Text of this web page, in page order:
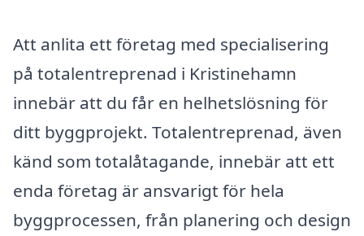
Att anlita ett företag med specialisering
på totalentreprenad i Kristinehamn
innebär att du får en helhetslösning för
ditt byggprojekt. Totalentreprenad, även
känd som totalåtagande, innebär att ett
enda företag är ansvarigt för hela
byggprocessen, från planering och design